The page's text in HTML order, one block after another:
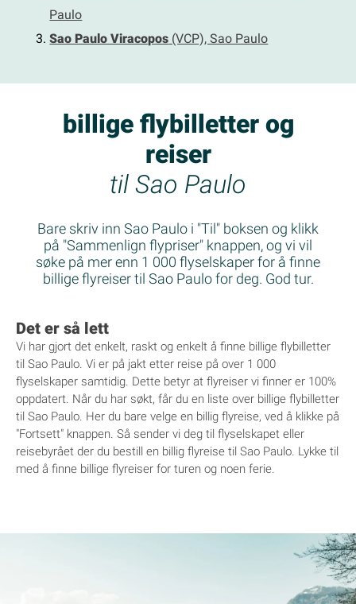
Paulo
Sao Paulo Viracopos (VCP), Sao Paulo
billige flybilletter og
reiser
til Sao Paulo
Bare skriv inn Sao Paulo i "Til" boksen og klikk
på "Sammenlign flypriser" knappen, og vi vil
søke på mer enn 1 000 flyselskaper for å finne
billige flyreiser til Sao Paulo for deg. God tur.
Det er så lett
Vi har gjort det enkelt, raskt og enkelt å finne billige flybilletter
til Sao Paulo. Vi er på jakt etter reise på over 1 000
flyselskaper samtidig. Dette betyr at flyreiser vi finner er 100%
oppdatert. Når du har søkt, får du en liste over billige flybilletter
til Sao Paulo. Her du bare velge en billig flyreise, ved å klikke på
"Fortsett" knappen. Så sender vi deg til flyselskapet eller
reisebyrået der du bestill en billig flyreise til Sao Paulo. Lykke til
med å finne billige flyreiser for turen og noen ferie.